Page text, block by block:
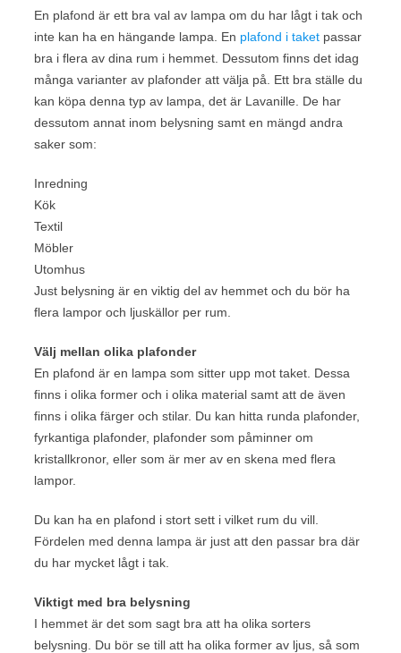
En plafond är ett bra val av lampa om du har lågt i tak och
inte kan ha en hängande lampa. En plafond i taket passar
bra i flera av dina rum i hemmet. Dessutom finns det idag
många varianter av plafonder att välja på. Ett bra ställe du
kan köpa denna typ av lampa, det är Lavanille. De har
dessutom annat inom belysning samt en mängd andra
saker som:
Inredning
Kök
Textil
Möbler
Utomhus
Just belysning är en viktig del av hemmet och du bör ha
flera lampor och ljuskällor per rum.
Välj mellan olika plafonder
En plafond är en lampa som sitter upp mot taket. Dessa
finns i olika former och i olika material samt att de även
finns i olika färger och stilar. Du kan hitta runda plafonder,
fyrkantiga plafonder, plafonder som påminner om
kristallkronor, eller som är mer av en skena med flera
lampor.
Du kan ha en plafond i stort sett i vilket rum du vill.
Fördelen med denna lampa är just att den passar bra där
du har mycket lågt i tak.
Viktigt med bra belysning
I hemmet är det som sagt bra att ha olika sorters
belysning. Du bör se till att ha olika former av ljus, så som